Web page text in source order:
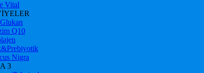
Vital
Q10
Nigra
3